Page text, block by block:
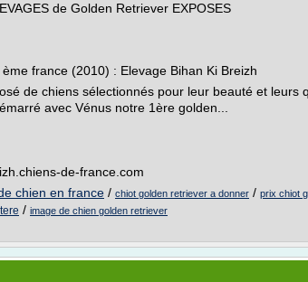
de Golden Retriever EXPOSES
france (2010) : Elevage Bihan Ki Breizh
de chiens sélectionnés pour leur beauté et leurs
avec Vénus notre 1ère golden...
de-france.com
chien en france / chiot golden retriever a donner / prix chiot
/ image de chien golden retriever